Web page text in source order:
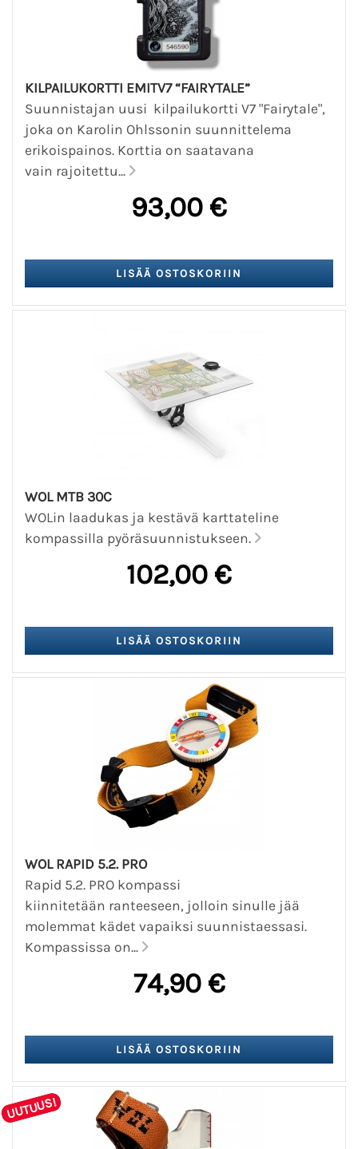
KILPAILUKORTTI EMITV7 “FAIRYTALE”
Suunnistajan uusi kilpailukortti V7 "Fairytale",
joka on Karolin Ohlssonin suunnittelema
erikoispainos. Korttia on saatavana
vain rajoitettu...
93,00 €
WOL MTB 30C
WOLin laadukas ja kestävä karttateline
kompassilla pyöräsuunnistukseen.
102,00 €
WOL RAPID 5.2. PRO
Rapid 5.2. PRO kompassi
kiinnitetään ranteeseen, jolloin sinulle jää
molemmat kädet vapaiksi suunnistaessasi.
Kompassissa on...
74,90 €
UUTUUS!